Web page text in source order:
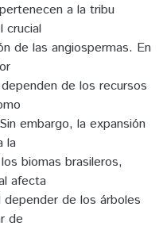
a la tribu
crucial
de las angiospermas. En
de los recursos
embargo, la expansión
la
biomas brasileros,
afecta
de los árboles
de